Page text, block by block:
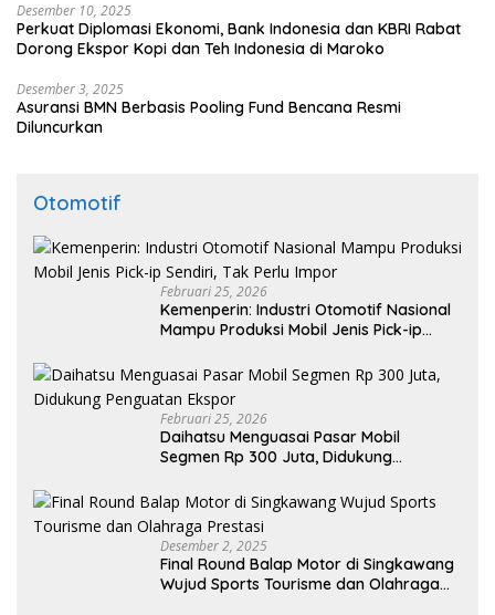
Desember 10, 2025
Perkuat Diplomasi Ekonomi, Bank Indonesia dan KBRI Rabat
Dorong Ekspor Kopi dan Teh Indonesia di Maroko
Desember 3, 2025
Asuransi BMN Berbasis Pooling Fund Bencana Resmi
Diluncurkan
Otomotif
Februari 25, 2026
Kemenperin: Industri Otomotif Nasional
Mampu Produksi Mobil Jenis Pick-ip
Februari 25, 2026
Daihatsu Menguasai Pasar Mobil
Segmen Rp 300 Juta, Didukung
Desember 2, 2025
Final Round Balap Motor di Singkawang
Wujud Sports Tourisme dan Olahraga